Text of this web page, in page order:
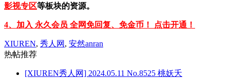
影视专区等板块的资源。
4、加入 永久会员 全网免回复、免金币！ 点击开通！
XIUREN, 秀人网 , 安然anran
热帖推荐
[XIUREN秀人网] 2024.05.11 No.8525 桃妖夭